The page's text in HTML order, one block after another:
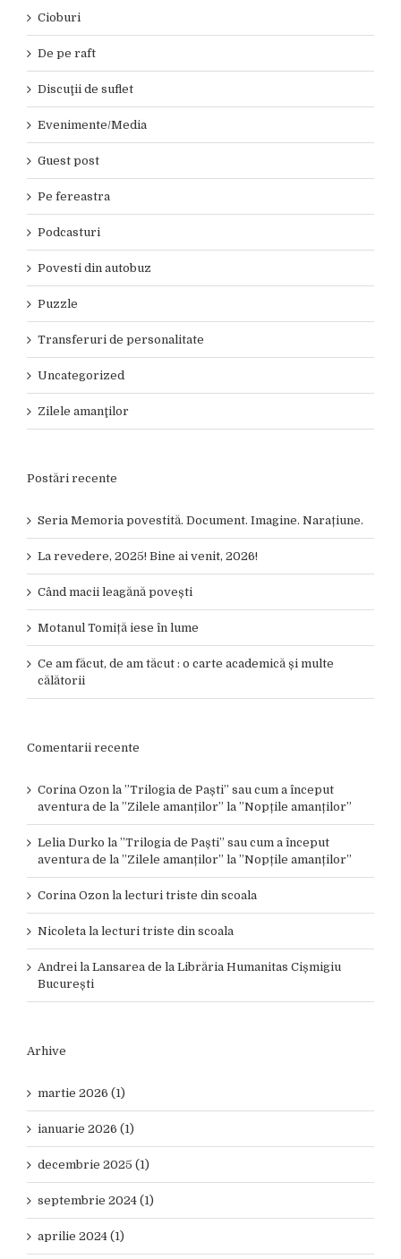
Cioburi
De pe raft
Discuţii de suflet
Evenimente/Media
Guest post
Pe fereastra
Podcasturi
Povesti din autobuz
Puzzle
Transferuri de personalitate
Uncategorized
Zilele amanţilor
Postări recente
Seria Memoria povestită. Document. Imagine. Narațiune.
La revedere, 2025! Bine ai venit, 2026!
Când macii leagănă povești
Motanul Tomiță iese în lume
Ce am făcut, de am tăcut : o carte academică și multe
călătorii
Comentarii recente
Corina Ozon la ”Trilogia de Paști” sau cum a început
aventura de la ”Zilele amanților” la ”Nopțile amanților”
Lelia Durko la ”Trilogia de Paști” sau cum a început
aventura de la ”Zilele amanților” la ”Nopțile amanților”
Corina Ozon la lecturi triste din scoala
Nicoleta la lecturi triste din scoala
Andrei la Lansarea de la Librăria Humanitas Cișmigiu
București
Arhive
martie 2026 (1)
ianuarie 2026 (1)
decembrie 2025 (1)
septembrie 2024 (1)
aprilie 2024 (1)